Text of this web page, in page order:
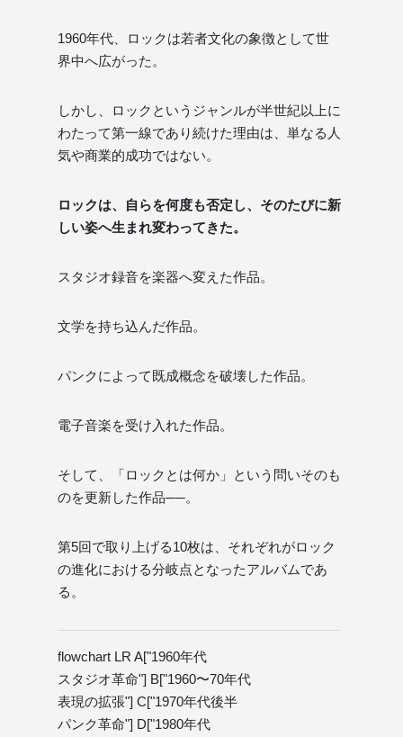
1960年代、ロックは若者文化の象徴として世
界中へ広がった。
しかし、ロックというジャンルが半世紀以上に
わたって第一線であり続けた理由は、単なる人
気や商業的成功ではない。
ロックは、自らを何度も否定し、そのたびに新
しい姿へ生まれ変わってきた。
スタジオ録音を楽器へ変えた作品。
文学を持ち込んだ作品。
パンクによって既成概念を破壊した作品。
電子音楽を受け入れた作品。
そして、「ロックとは何か」という問いそのも
のを更新した作品──。
第5回で取り上げる10枚は、それぞれがロック
の進化における分岐点となったアルバムであ
る。
flowchart LR A["1960年代
スタジオ革命"] B["1960〜70年代
表現の拡張"] C["1970年代後半
パンク革命"] D["1980年代